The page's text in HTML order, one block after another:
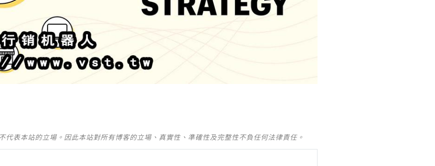
代表本站的立場。因此本站對所有博客的立場、真實性、準確性及完整性不負任何法律責任。